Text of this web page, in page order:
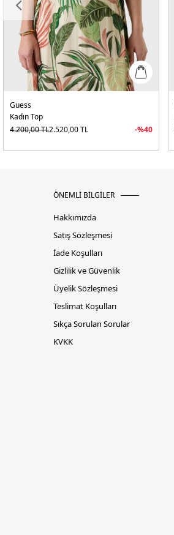
Guess
Kadın Top
4.200,00TL2.520,00TL -%40
ÖNEMLİ BİLGİLER
Hakkımızda
Satış Sözleşmesi
İade Koşulları
Gizlilik ve Güvenlik
Üyelik Sözleşmesi
Teslimat Koşulları
Sıkça Sorulan Sorular
KVKK